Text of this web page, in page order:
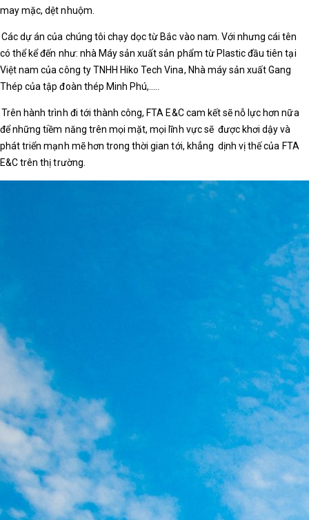
may mặc, dệt nhuộm.
Các dự án của chúng tôi chạy dọc từ Bắc vào nam. Với nhưng cái tên
có thể kể đến như: nhà Máy sản xuất sản phẩm từ Plastic đầu tiên tại
Việt nam của công ty TNHH Hiko Tech Vina, Nhà máy sản xuất Gang
Thép của tập đoàn thép Minh Phú,.....
Trên hành trình đi tới thành công, FTA E&C cam kết sẽ nỗ lực hơn nữa
để những tiềm năng trên mọi mặt, mọi lĩnh vực sẽ được khơi dậy và
phát triển mạnh mẽ hơn trong thời gian tới, khẳng dịnh vị thế của FTA
E&C trên thị trường.